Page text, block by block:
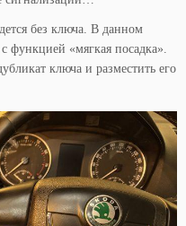
без ключа. В данном
функцией «мягкая посадка».
ключа и разместить его